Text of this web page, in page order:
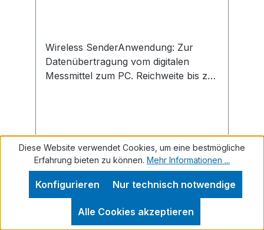
Wireless SenderAnwendung: Zur
Datenübertragung vom digitalen
Messmittel zum PC. Reichweite bis zu
+4920260960, webkontakt@ede.de
Regulärer Preis:
154,82 €
Preise inkl. MwSt. zzgl. Versandkosten
In den Warenkorb
Diese Website verwendet Cookies, um eine bestmögliche
Erfahrung bieten zu können. Mehr Informationen ...
Nur technisch notwendige
Konfigurieren
Alle Cookies akzeptieren